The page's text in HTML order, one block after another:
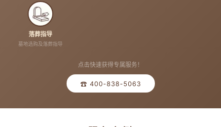
落葬指导
墓地选购及落葬指导
点击快速获得专属服务！
☎ 400-838-5063